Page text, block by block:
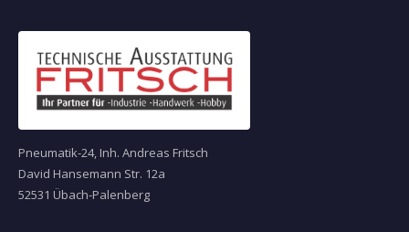
Pneumatik-24, Inh. Andreas Fritsch
David Hansemann Str. 12a
52531 Übach-Palenberg